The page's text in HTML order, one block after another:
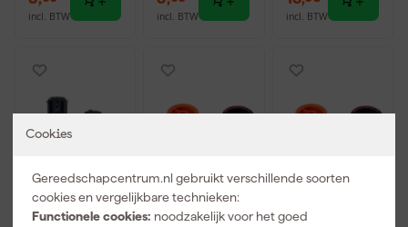
Cookies
Gereedschapcentrum.nl gebruikt verschillende soorten
cookies en vergelijkbare technieken:
Functionele cookies: noodzakelijk voor het goed
incl. BTW incl. BTW incl. BTW